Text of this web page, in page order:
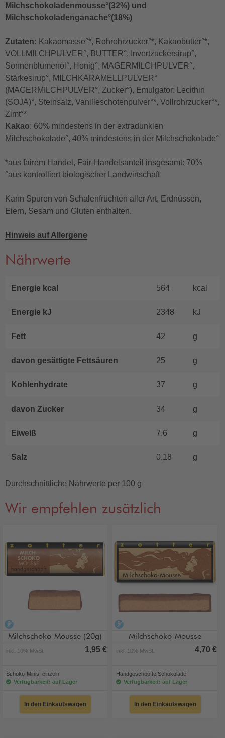
Milchschokoladenmousse°(32%) und
Milchschokoladenganache°(18%)
Zutaten: Kakaomasse°*, Rohrohrzucker°*, Kakaobutter°*,
VOLLMILCHPULVER°, BUTTER°, Invertzuckersirup°,
Sonnenblumenöl°, Honig°, MAGERMILCHPULVER°,
Stärkesirup°, MILCHKARAMELLPULVER°
(MAGERMILCHPULVER°, Zucker°), Emulgator: Lecithin
(SOJA)°, Steinsalz, Vanilleschotenpulver°*, Vollrohrzucker°*,
Zimt°*
Kakao: 60% mindestens in der extradunklen
Milchschokolade°, 40% mindestens in der Milchschokolade°
*aus fairem Handel, Fair-Handelsanteil insgesamt: 70%
°aus kontrolliert biologischer Landwirtschaft
Kann Spuren von Schalenfrüchten aller Art, Erdnüssen,
Eiern, Sesam und Gluten enthalten.
Hinweis auf Allergene
Nährwerte
Energie kcal 564 kcal
Energie kJ 2348 kJ
Fett 42 g
davon gesättigte Fettsäuren 25 g
Kohlenhydrate 37 g
davon Zucker 34 g
Eiweiß 7,6 g
Salz 0,18 g
Durchschnittliche Nährwerte per 100 g
Wir empfehlen zusätzlich
Milchschoko-Mousse (20g)
inkl. 10% MwSt. 1,95 €
Schoko-Minis, einzeln
Verfügbarkeit: auf Lager
In den Einkaufswagen
Milchschoko-Mousse
inkl. 10% MwSt. 4,70 €
Handgeschöpfte Schokolade
Verfügbarkeit: auf Lager
In den Einkaufswagen